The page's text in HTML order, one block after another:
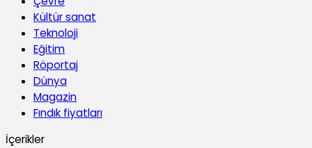
Kültür sanat
Teknoloji
Eğitim
Röportaj
Dünya
Magazin
Fındık fiyatları
İçerikler